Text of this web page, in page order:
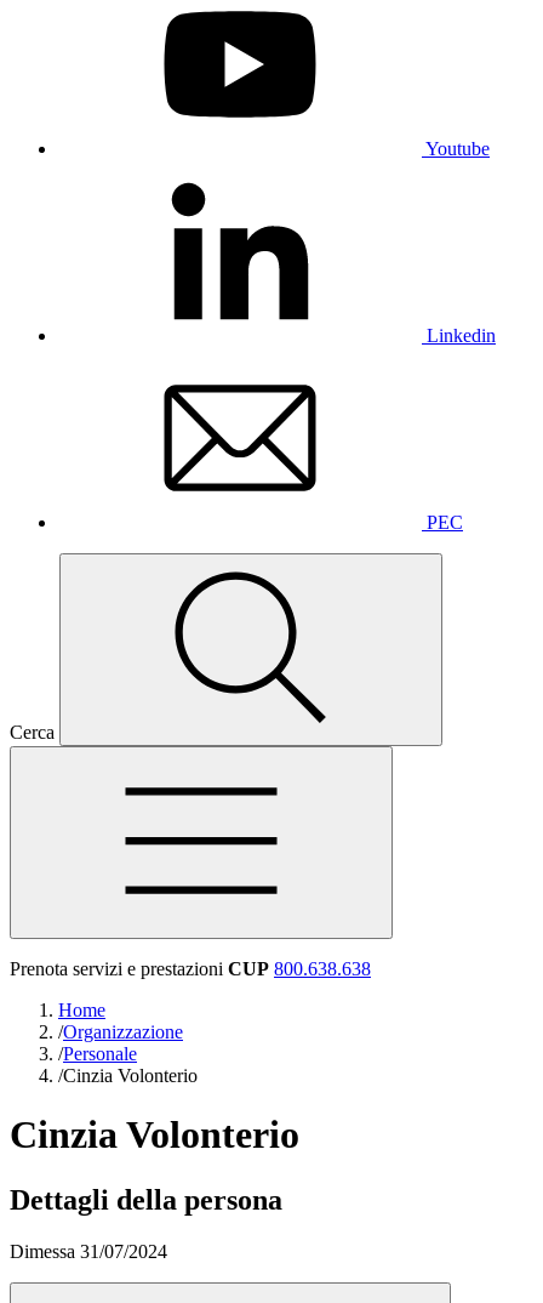
Youtube
Linkedin
PEC
Cerca
Prenota servizi e prestazioni CUP 800.638.638
Home
/Organizzazione
/Personale
/Cinzia Volonterio
Cinzia Volonterio
Dettagli della persona
Dimessa 31/07/2024